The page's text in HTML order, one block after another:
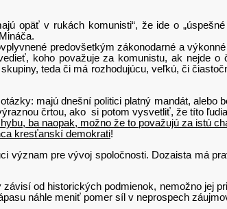
v rukách komunisti“, že ide o „úspešné
predovšetkým zákonodarné a
koho považuje za komunistu, ak nejde o
teda či má rozhodujúcu, veľkú, či
majú dnešní politici platný mandát, alebo
črtou, ako si potom vysvetliť, že títo
ba naopak, možno že to považujú za istú
kresťanskí demokrati!
význam pre vývoj spoločnosti. Dozaista má
od historických podmienok, nemožno jej
náhle meniť pomer síl v neprospech